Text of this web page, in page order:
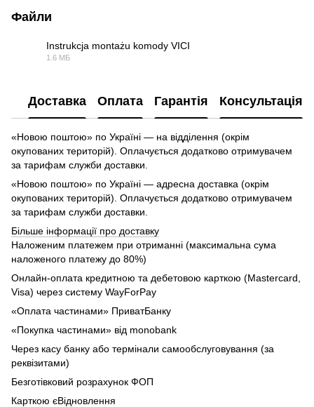
Файли
Instrukcja montażu komody VICI
1.6 МБ
Доставка Оплата Гарантія Консультація
«Новою поштою» по Україні — на відділення (окрім
окупованих територій). Оплачується додатково отримувачем
за тарифам служби доставки.
«Новою поштою» по Україні — адресна доставка (окрім
окупованих територій). Оплачується додатково отримувачем
за тарифам служби доставки.
Більше інформації про доставку
Наложеним платежем при отриманні (максимальна сума
наложеного платежу до 80%)
Онлайн-оплата кредитною та дебетовою карткою (Mastercard,
Visa) через систему WayForPay
«Оплата частинами» ПриватБанку
«Покупка частинами» від monobank
Через касу банку або термінали самообслуговування (за
реквізитами)
Безготівковий розрахунок ФОП
Карткою єВідновлення